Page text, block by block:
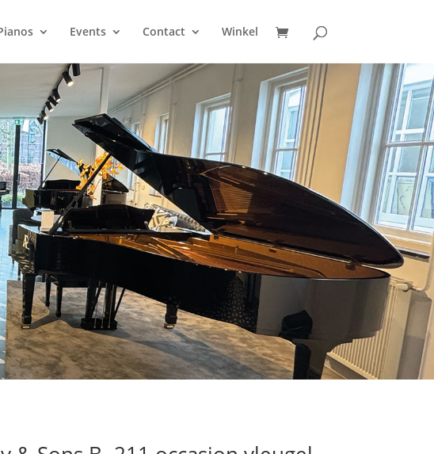
Events Contact Winkel